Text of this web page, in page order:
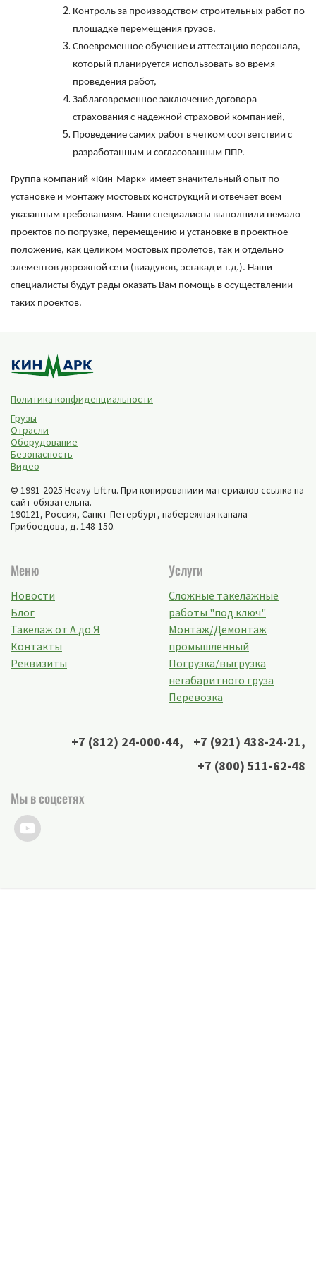
Контроль за производством строительных работ по
площадке перемещения грузов,
Своевременное обучение и аттестацию персонала,
который планируется использовать во время
проведения работ,
Заблаговременное заключение договора
страхования с надежной страховой компанией,
Проведение самих работ в четком соответствии с
разработанным и согласованным ППР.
Группа компаний «Кин-Марк» имеет значительный опыт по
установке и монтажу мостовых конструкций и отвечает всем
указанным требованиям. Наши специалисты выполнили немало
проектов по погрузке, перемещению и установке в проектное
положение, как целиком мостовых пролетов, так и отдельно
элементов дорожной сети (виадуков, эстакад и т.д.). Наши
специалисты будут рады оказать Вам помощь в осуществлении
таких проектов.
Политика конфиденциальности
Грузы
Отрасли
Оборудование
Безопасность
Видео
© 1991-2025 Heavy-Lift.ru. При копированиии материалов ссылка на
сайт обязательна.
190121, Россия, Санкт-Петербург, набережная канала
Грибоедова, д. 148-150.
Меню
Новости
Блог
Такелаж от А до Я
Контакты
Реквизиты
Услуги
Сложные такелажные
работы "под ключ"
Монтаж/Демонтаж
промышленный
Погрузка/выгрузка
негабаритного груза
Перевозка
+7 (812) 24-000-44, +7 (921) 438-24-21,
+7 (800) 511-62-48
Мы в соцсетях